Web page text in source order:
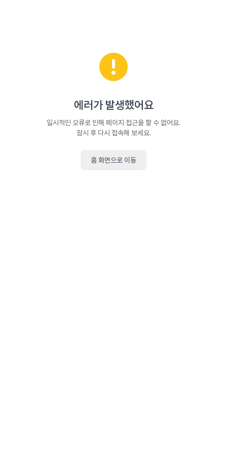
에러가 발생했어요
일시적인 오류로 인해 페이지 접근을 할 수 없어요.
잠시 후 다시 접속해 보세요.
홈 화면으로 이동